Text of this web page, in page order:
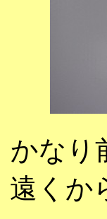
かなり
遠くか